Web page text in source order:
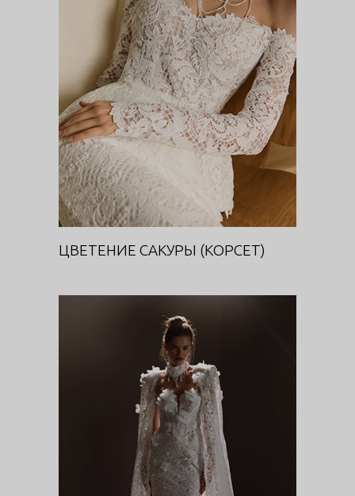
ЦВЕТЕНИЕ САКУРЫ (КОРСЕТ)
DIVA
ЦВЕТЕНИЕ САКУРЫ (КОРСЕТ)
ДИВА
DIVA